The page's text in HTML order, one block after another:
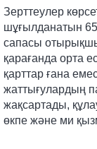
Зерттеулер
шұғылданатын
сапасы отырықшы
қарағанда орта
қарттар ғана
жаттығулардың
жақсартады,
өкпе және ми